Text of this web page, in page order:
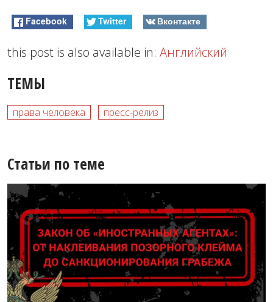
Facebook Twitter Вконтакте
this post is also available in: Английский
ТЕМЫ
права человека пресс-релиз
Статьи по теме